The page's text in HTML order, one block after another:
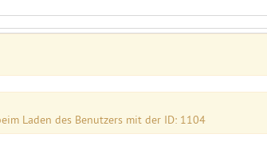
Laden des Benutzers mit der ID: 1104